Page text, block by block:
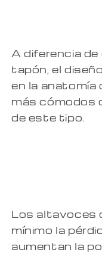
A diferencia
tapón, el
en la anatomía
más cómodos
de este tipo.
Los altavoces
mínimo la
aumentan la